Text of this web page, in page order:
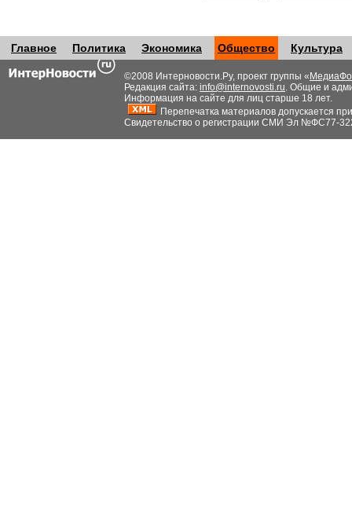
Главное Политика Экономика Общество Культура
©2008 Интерновости.Ру, проект группы «
Редакция сайта: info@internovosti.ru. Общие и
Информация на сайте для лиц старше 18 лет.
Перепечатка материалов допускается
Свидетельство о регистрации СМИ Эл №ФС77-